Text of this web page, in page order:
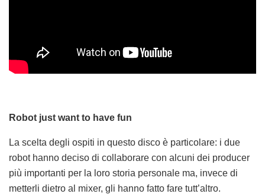
Robot just want to have fun
La scelta degli ospiti in questo disco è particolare: i due
robot hanno deciso di collaborare con alcuni dei producer
più importanti per la loro storia personale ma, invece di
metterli dietro al mixer, gli hanno fatto fare tutt’altro.